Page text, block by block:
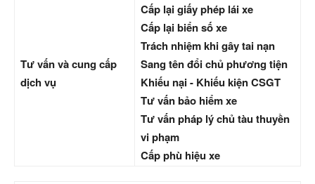
Tư vấn và cung cấp
dịch vụ
Cấp lại giấy phép lái xe
Cấp lại biển số xe
Trách nhiệm khi gây tai nạn
Sang tên đổi chủ phương tiện
Khiếu nại - Khiếu kiện CSGT
Tư vấn bảo hiểm xe
Tư vấn pháp lý chủ tàu thuyền
vi phạm
Cấp phù hiệu xe